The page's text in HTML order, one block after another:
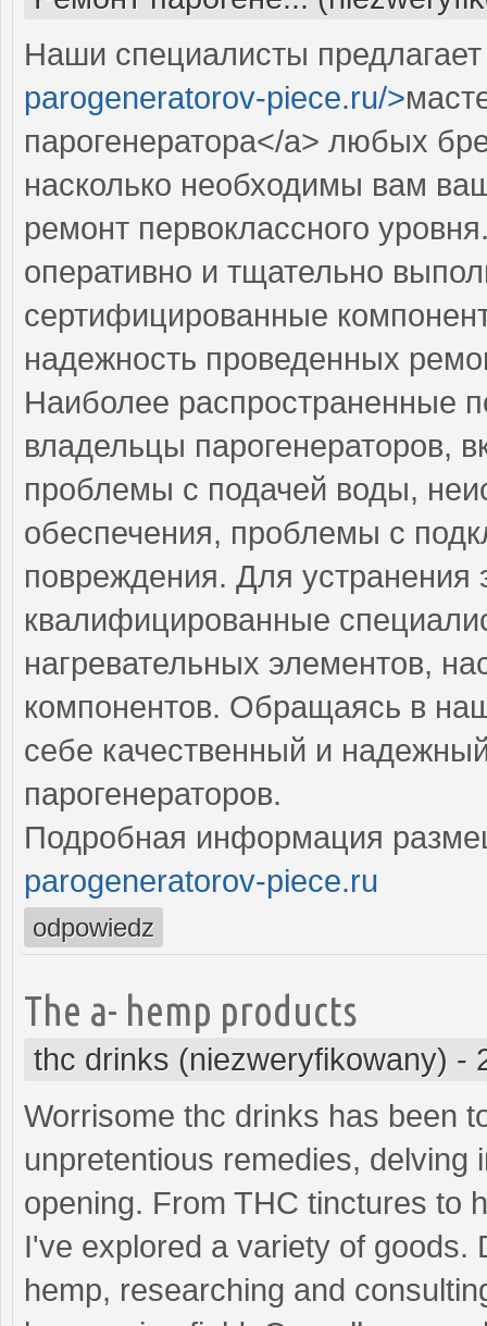
Наши специалисты
parogeneratorov-piece.ru/>
парогенератора</a> любых
насколько необходимы вам
ремонт первоклассного
оперативно и тщательно
сертифицированные
надежность проведенных
Наиболее распространенные
владельцы парогенераторов,
проблемы с подачей воды,
обеспечения, проблемы с
повреждения. Для
квалифицированные
нагревательных элементов,
компонентов. Обращаясь в
себе качественный и
парогенераторов.
Подробная информация
parogeneratorov-piece.ru
odpowiedz
The a- hemp products
thc drinks (niezweryfikowany) -
Worrisome thc drinks has been
unpretentious remedies, delving
opening. From THC tinctures to
I've explored a variety of goods.
hemp, researching and